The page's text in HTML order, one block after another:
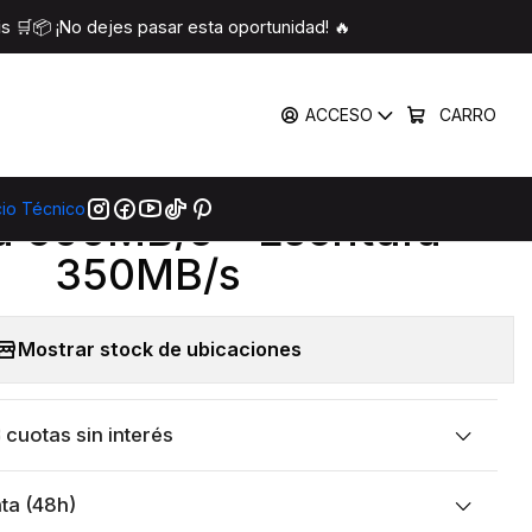
ACCESO CARRO
Técnico
🛒📦 ¡No dejes pasar esta oportunidad! 🔥
| Lectura 500MB/s – Escritura 350MB/s
A400 240GB 2.5” |
500MB/s – Escritura
350MB/s
Mostrar stock de ubicaciones
sin interés
(48h)